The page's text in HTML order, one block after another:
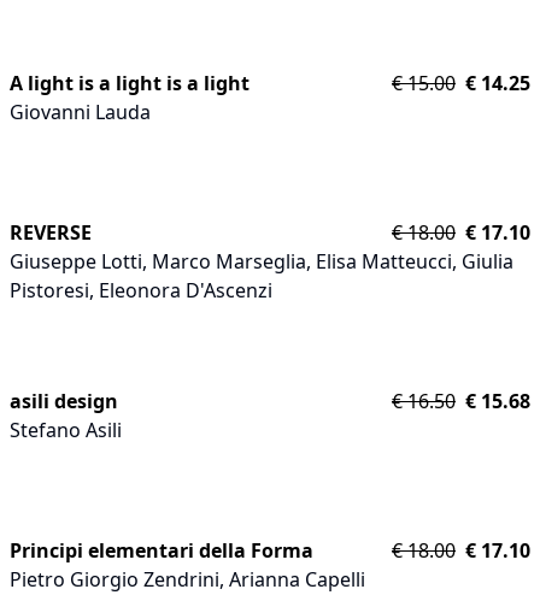
A light is a light is a light €15.00 € 14.25
Giovanni Lauda
REVERSE €18.00 € 17.10
Giuseppe Lotti, Marco Marseglia, Elisa Matteucci, Giulia
Pistoresi, Eleonora D'Ascenzi
asili design €16.50 € 15.68
Stefano Asili
Principi elementari della Forma €18.00 € 17.10
Pietro Giorgio Zendrini, Arianna Capelli